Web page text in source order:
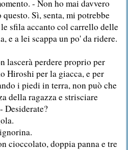
- Non ho mai davvero
Sì, senta, mi potrebbe
sfila accanto col carrello delle
e a lei scappa un po' da ridere.
lascerà perdere proprio per
Hiroshi per la giacca, e per
i piedi in terra, non può che
della ragazza e strisciare
Desiderate?
cioccolato, doppia panna e tre